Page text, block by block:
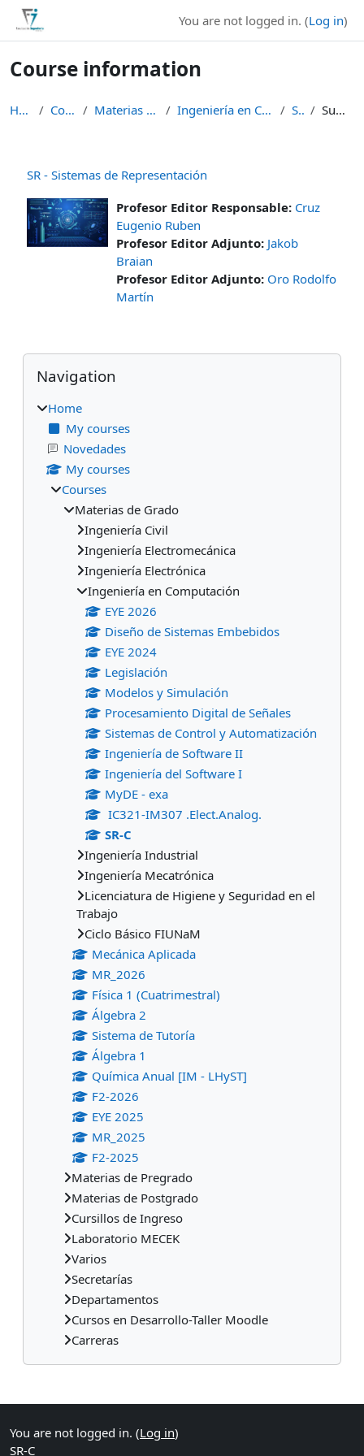
Skip to main content
You are not logged in. (Log in)
Course information
Home Courses Materias de Grado Ingeniería en Computación SR-C Summary
SR - Sistemas de Representación
Profesor Editor Responsable: Cruz
Eugenio Ruben
Profesor Editor Adjunto: Jakob
Braian
Profesor Editor Adjunto: Oro Rodolfo
Martín
Blocks
Skip Navigation
Navigation
Home
My courses
Novedades
My courses
Courses
Materias de Grado
Ingeniería Civil
Ingeniería Electromecánica
Ingeniería Electrónica
Ingeniería en Computación
EYE 2026
Diseño de Sistemas Embebidos
EYE 2024
Legislación
Modelos y Simulación
Procesamiento Digital de Señales
Sistemas de Control y Automatización
Ingeniería de Software II
Ingeniería del Software I
MyDE - exa
IC321-IM307 .Elect.Analog.
SR-C
Ingeniería Industrial
Ingeniería Mecatrónica
Licenciatura de Higiene y Seguridad en el
Trabajo
Ciclo Básico FIUNaM
Mecánica Aplicada
MR_2026
Física 1 (Cuatrimestral)
Álgebra 2
Sistema de Tutoría
Álgebra 1
Química Anual [IM - LHyST]
F2-2026
EYE 2025
MR_2025
F2-2025
Materias de Pregrado
Materias de Postgrado
Cursillos de Ingreso
Laboratorio MECEK
Varios
Secretarías
Departamentos
Cursos en Desarrollo-Taller Moodle
Carreras
Supplementary blocks
You are not logged in. (Log in)
SR-C